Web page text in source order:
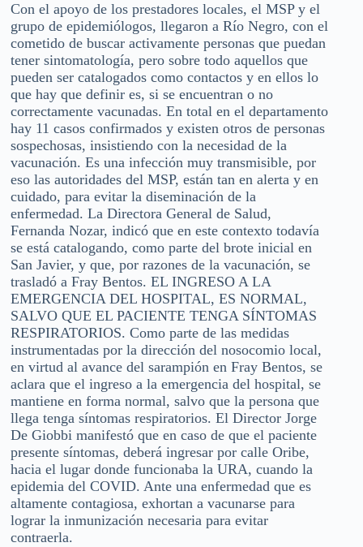
Con el apoyo de los prestadores locales, el MSP y el
grupo de epidemiólogos, llegaron a Río Negro, con el
cometido de buscar activamente personas que puedan
tener sintomatología, pero sobre todo aquellos que
pueden ser catalogados como contactos y en ellos lo
que hay que definir es, si se encuentran o no
correctamente vacunadas. En total en el departamento
hay 11 casos confirmados y existen otros de personas
sospechosas, insistiendo con la necesidad de la
vacunación. Es una infección muy transmisible, por
eso las autoridades del MSP, están tan en alerta y en
cuidado, para evitar la diseminación de la
enfermedad. La Directora General de Salud,
Fernanda Nozar, indicó que en este contexto todavía
se está catalogando, como parte del brote inicial en
San Javier, y que, por razones de la vacunación, se
trasladó a Fray Bentos. EL INGRESO A LA
EMERGENCIA DEL HOSPITAL, ES NORMAL,
SALVO QUE EL PACIENTE TENGA SÍNTOMAS
RESPIRATORIOS. Como parte de las medidas
instrumentadas por la dirección del nosocomio local,
en virtud al avance del sarampión en Fray Bentos, se
aclara que el ingreso a la emergencia del hospital, se
mantiene en forma normal, salvo que la persona que
llega tenga síntomas respiratorios. El Director Jorge
De Giobbi manifestó que en caso de que el paciente
presente síntomas, deberá ingresar por calle Oribe,
hacia el lugar donde funcionaba la URA, cuando la
epidemia del COVID. Ante una enfermedad que es
altamente contagiosa, exhortan a vacunarse para
lograr la inmunización necesaria para evitar
contraerla.